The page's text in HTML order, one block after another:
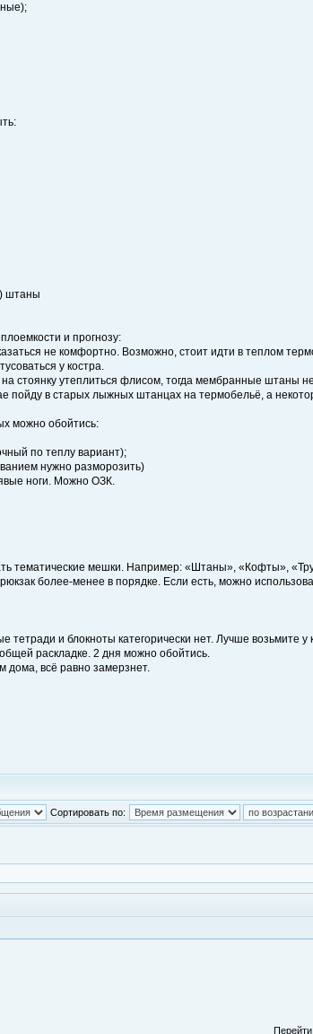
штаны
и прогнозу:
не комфортно. Возможно, стоит идти в теплом
у костра.
стоянку утеплиться флисом, тогда мембранные штаны
пойду в старых лыжных штанцах на термобельё, а
можно обойтись:
по теплу вариант);
нужно разморозить)
ноги. Можно ОЗК.
тематические мешки. Например: «Штаны», «Кофты»,
более-менее в порядке. Если есть, можно
и блокноты категорически нет. Лучше возьмите
раскладке. 2 дня можно обойтись.
дома, всё равно замерзнет.
Сортировать по:
Перейти: